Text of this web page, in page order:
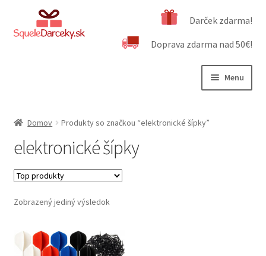
Preskočiť
na
Preskočiť
na
Darček zdarma!
Doprava zdarma nad 50€!
Menu
Dôležité informácie
Obchodné podmienky
Kontakt
Domov Produkty so značkou “elektronické šípky”
elektronické šípky
Zobrazený jediný výsledok